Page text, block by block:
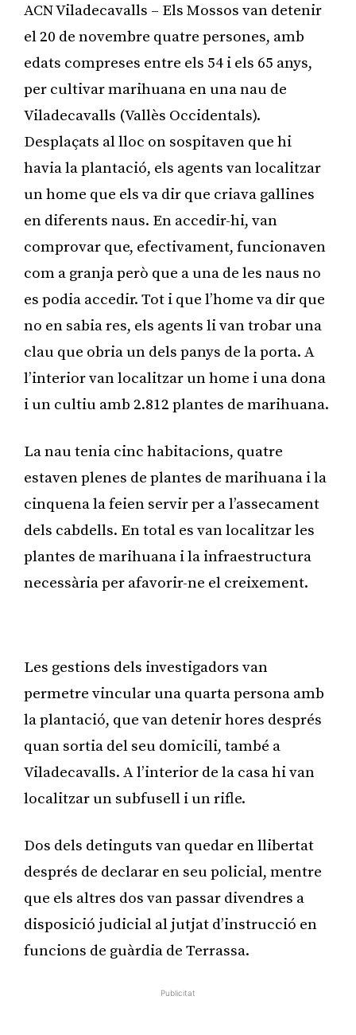
ACN Viladecavalls – Els Mossos van detenir
el 20 de novembre quatre persones, amb
edats compreses entre els 54 i els 65 anys,
per cultivar marihuana en una nau de
Viladecavalls (Vallès Occidentals).
Desplaçats al lloc on sospitaven que hi
havia la plantació, els agents van localitzar
un home que els va dir que criava gallines
en diferents naus. En accedir-hi, van
comprovar que, efectivament, funcionaven
com a granja però que a una de les naus no
es podia accedir. Tot i que l’home va dir que
no en sabia res, els agents li van trobar una
clau que obria un dels panys de la porta. A
l’interior van localitzar un home i una dona
i un cultiu amb 2.812 plantes de marihuana.
La nau tenia cinc habitacions, quatre
estaven plenes de plantes de marihuana i la
cinquena la feien servir per a l’assecament
dels cabdells. En total es van localitzar les
plantes de marihuana i la infraestructura
necessària per afavorir-ne el creixement.
Les gestions dels investigadors van
permetre vincular una quarta persona amb
la plantació, que van detenir hores després
quan sortia del seu domicili, també a
Viladecavalls. A l’interior de la casa hi van
localitzar un subfusell i un rifle.
Dos dels detinguts van quedar en llibertat
després de declarar en seu policial, mentre
que els altres dos van passar divendres a
disposició judicial al jutjat d’instrucció en
funcions de guàrdia de Terrassa.
Publicitat